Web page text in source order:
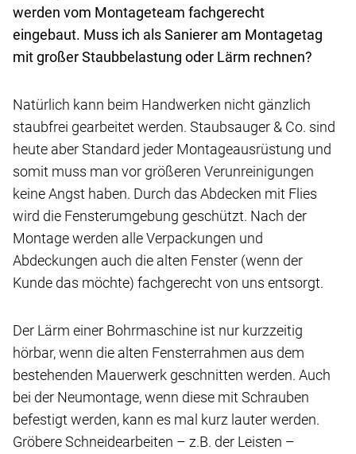
werden vom Montageteam fachgerecht
eingebaut. Muss ich als Sanierer am Montagetag
mit großer Staubbelastung oder Lärm rechnen?
Natürlich kann beim Handwerken nicht gänzlich
staubfrei gearbeitet werden. Staubsauger & Co. sind
heute aber Standard jeder Montageausrüstung und
somit muss man vor größeren Verunreinigungen
keine Angst haben. Durch das Abdecken mit Flies
wird die Fensterumgebung geschützt. Nach der
Montage werden alle Verpackungen und
Abdeckungen auch die alten Fenster (wenn der
Kunde das möchte) fachgerecht von uns entsorgt.
Der Lärm einer Bohrmaschine ist nur kurzzeitig
hörbar, wenn die alten Fensterrahmen aus dem
bestehenden Mauerwerk geschnitten werden. Auch
bei der Neumontage, wenn diese mit Schrauben
befestigt werden, kann es mal kurz lauter werden.
Gröbere Schneidearbeiten – z.B. der Leisten –